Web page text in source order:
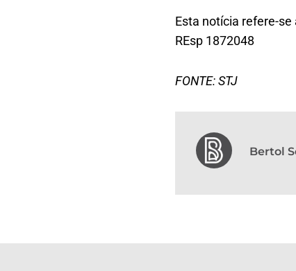
Esta notícia refere-
REsp 1872048
FONTE: STJ
Bertol